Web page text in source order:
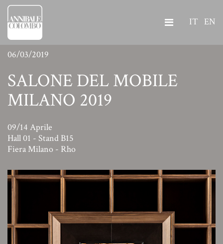
IT EN
06/03/2019
SALONE DEL MOBILE
MILANO 2019
09/14 Aprile
Hall 01 - Stand B15
Fiera Milano - Rho